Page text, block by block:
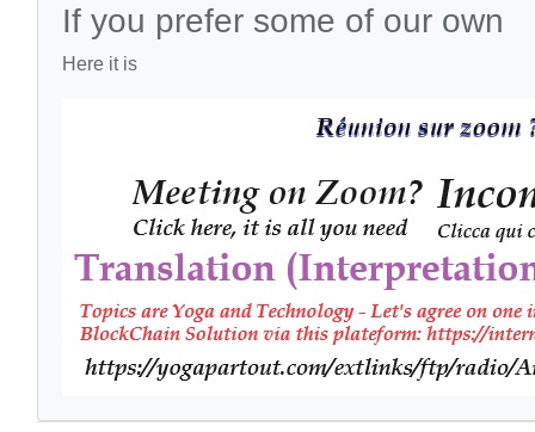
If you prefer some of our own
Here it is